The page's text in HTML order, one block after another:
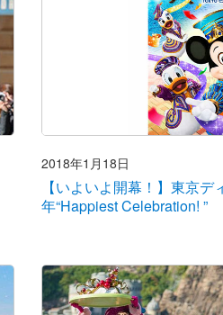
2018年1月18日
【いよいよ開幕！】東京
年“Happiest Celebration! ”